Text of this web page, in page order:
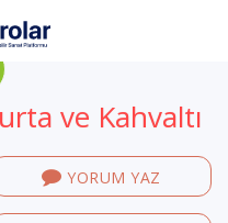
ve Kahvaltı
YORUM YAZ